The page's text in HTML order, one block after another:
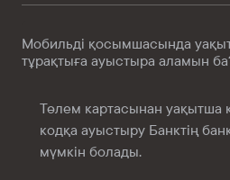
Мобильді қосымшасында
тұрақтыға ауыстыра аламын
Төлем картасынан уақытша
кодқа ауыстыру Банктің
мүмкін болады.